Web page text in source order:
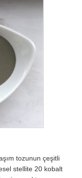
tozunun çeşitli
stellite 20 kobalt